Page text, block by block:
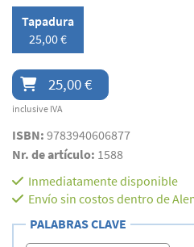
Tapadura
25,00 €
25,00 €
inclusive IVA
ISBN: 9783940606877
Nr. de artículo: 1588
Inmediatamente disponible
Envío sin costos dentro de
PALABRAS CLAVE